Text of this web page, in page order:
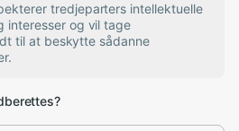
tredjeparters intellektuelle
interesser og vil tage
til at beskytte sådanne